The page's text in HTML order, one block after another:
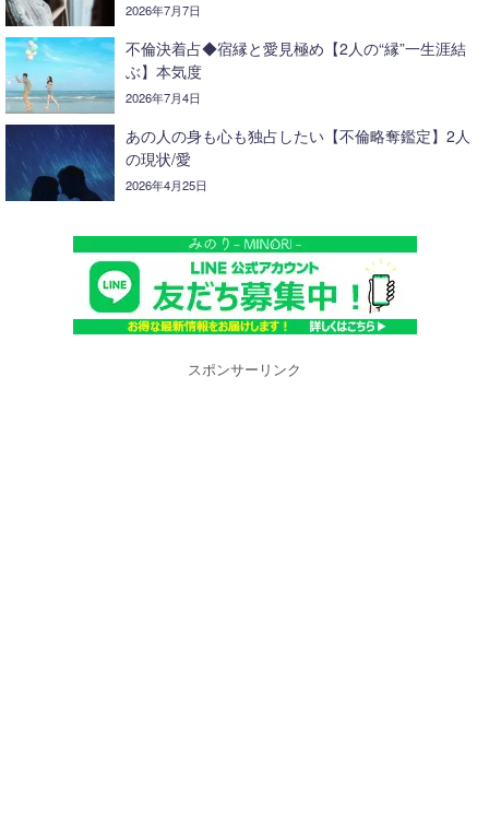
2026年7月7日
不倫決着占◆宿縁と愛見極め【2人の“縁”一生涯結
ぶ】本気度
2026年7月4日
あの人の身も心も独占したい【不倫略奪鑑定】2人
の現状/愛
2026年4月25日
スポンサーリンク